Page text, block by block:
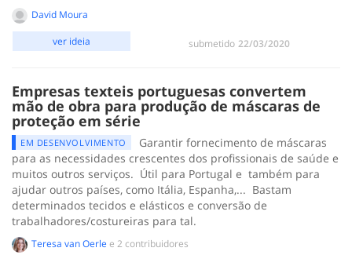
David Moura
submetido ‎22/03/2020
ver ideia
Empresas texteis portuguesas convertem
mão de obra para produção de máscaras de
proteção em série
EM DESENVOLVIMENTO
Garantir fornecimento de máscaras
para as necessidades crescentes dos profissionais de saúde e
muitos outros serviços. Útil para Portugal e também para
ajudar outros países, como Itália, Espanha,... Bastam
determinados tecidos e elásticos e conversão de
trabalhadores/costureiras para tal.
Teresa van Oerle e 2 contribuidores